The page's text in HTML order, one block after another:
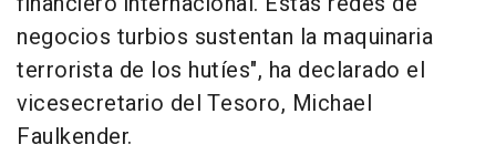
negocios turbios sustentan la maquinaria
terrorista de los hutíes", ha declarado el
vicesecretario del Tesoro, Michael
Faulkender.